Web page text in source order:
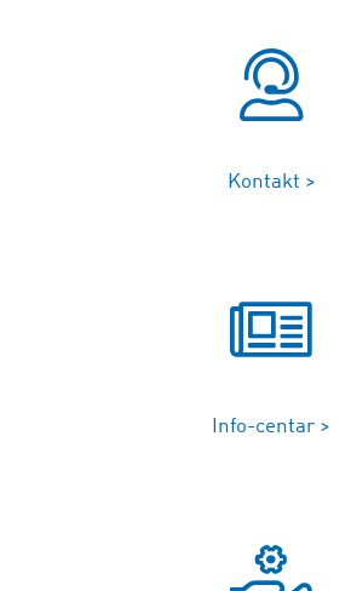
Kontakt >
Info-centar >